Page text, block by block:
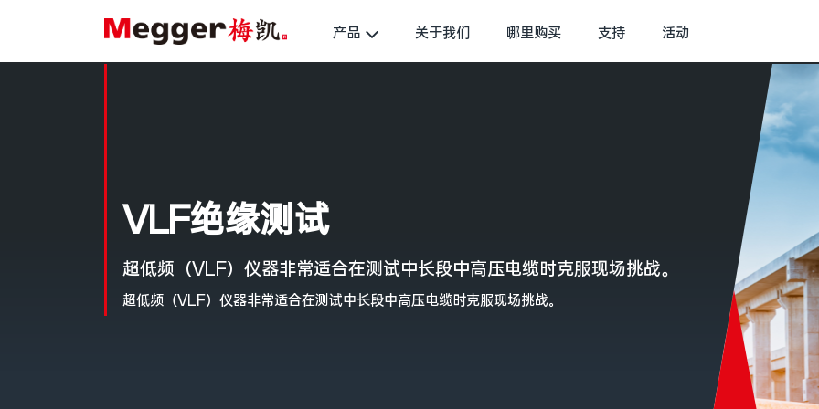
产品 关于我们 哪里购买 支持 活动
VLF绝缘测试
超低频（VLF）仪器非常适合在测试中长段中高压电缆时克服现场挑战。
超低频（VLF）仪器非常适合在测试中长段中高压电缆时克服现场挑战。